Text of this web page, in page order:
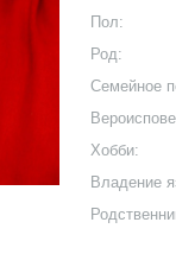
Пол:
Род:
Семейное
Хобби:
Владение